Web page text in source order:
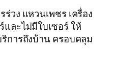
วง แหวนเพชร เครื่อง
และไม่มีใบเซอร์ ให้
การถึงบ้าน ครอบคลุม